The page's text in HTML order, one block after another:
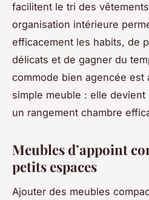
facilitent le tri des
organisation intérieure
efficacement les habits, de
délicats et de gagner du
commode bien agencée est
simple meuble : elle
un rangement chambre
Meubles d’appoint
petits espaces
Ajouter des meubles